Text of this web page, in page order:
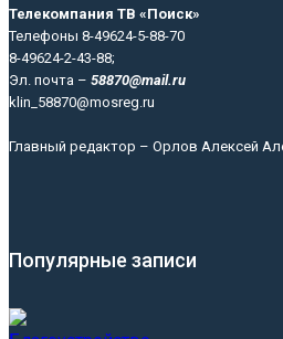
Телекомпания ТВ «Поиск»
Телефоны 8-49624-5-88-70
8-49624-2-43-88;
Эл. почта – 58870@mail.ru
klin_58870@mosreg.ru
Главный редактор – Орлов Алексей
Популярные записи